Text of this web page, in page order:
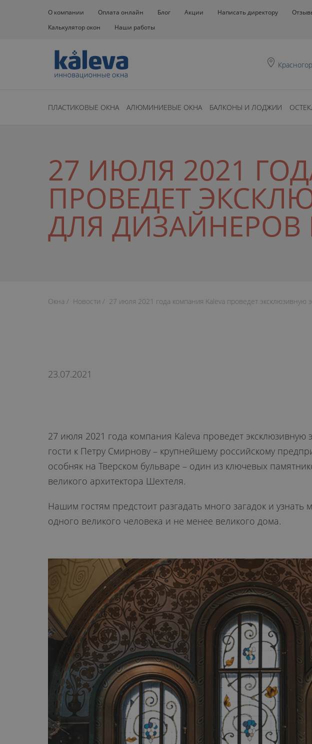
О компании Оплата онлайн Блог Акции Написать директору
Калькулятор окон
Наши работы
ПЛАСТИКОВЫЕ ОКНА АЛЮМИНИЕВЫЕ ОКНА БАЛКОНЫ И ЛОДЖИИ
27 ИЮЛЯ 2021
ПРОВЕДЕТ
ДЛЯ ДИЗАЙНЕРОВ
Окна Новости 27 июля 2021 года компания Kaleva проведет эксклюзивную
23.07.2021
27 июля 2021 года компания Kaleva проведет эксклюзивную
гости к Петру Смирнову – крупнейшему российскому
особняк на Тверском бульваре – один из ключевых
великого архитектора Шехтеля.
Нашим гостям предстоит разгадать много загадок и
одного великого человека и не менее великого дома.